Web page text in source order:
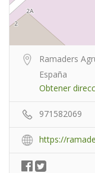
Ramaders
España
Obtener
971582069
https://